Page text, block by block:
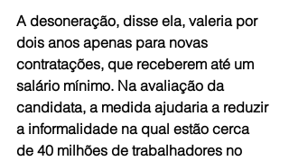
A desoneração, disse ela, valeria por
dois anos apenas para novas
contratações, que receberem até um
salário mínimo. Na avaliação da
candidata, a medida ajudaria a reduzir
a informalidade na qual estão cerca
de 40 milhões de trabalhadores no